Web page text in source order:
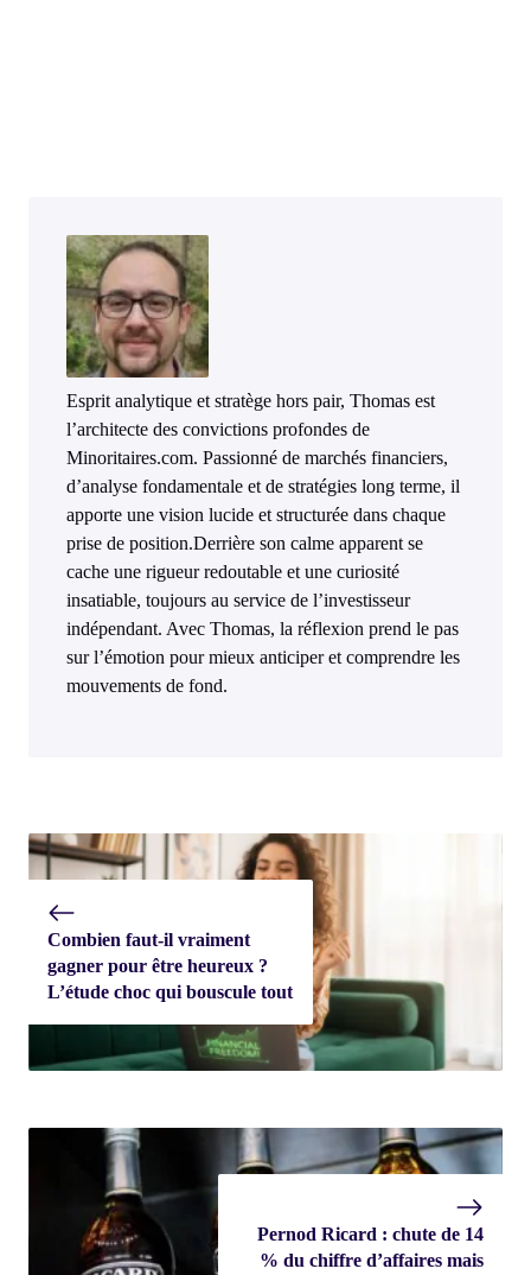
Esprit analytique et stratège hors pair, Thomas est
l’architecte des convictions profondes de
Minoritaires.com. Passionné de marchés financiers,
d’analyse fondamentale et de stratégies long terme, il
apporte une vision lucide et structurée dans chaque
prise de position.Derrière son calme apparent se
cache une rigueur redoutable et une curiosité
insatiable, toujours au service de l’investisseur
indépendant. Avec Thomas, la réflexion prend le pas
sur l’émotion pour mieux anticiper et comprendre les
mouvements de fond.
Combien faut-il vraiment
gagner pour être heureux ?
L’étude choc qui bouscule tout
Pernod Ricard : chute de 14
% du chiffre d’affaires mais